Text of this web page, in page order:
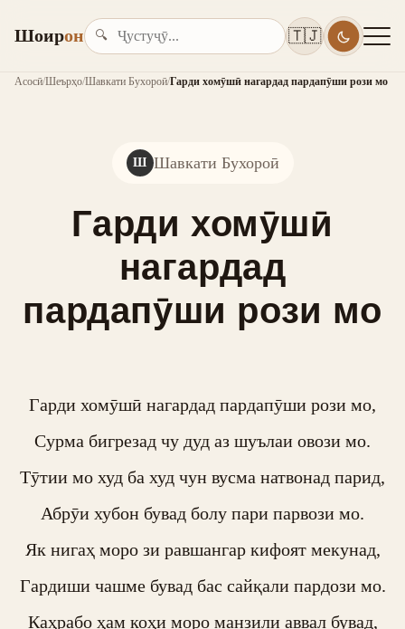
Шоирон 🔍 🇹🇯
Асосӣ/Шеърҳо/Шавкати Бухороӣ/Гарди хомӯшӣ нагардад пардапӯши рози мо
Ш Шавкати Бухороӣ
Гарди хомӯшӣ
нагардад
пардапӯши рози мо
Гарди хомӯшӣ нагардад пардапӯши рози мо,
Сурма бигрезад чу дуд аз шуълаи овози мо.
Тӯтии мо худ ба худ чун вусма натвонад парид,
Абрӯи хубон бувад болу пари парвози мо.
Як нигаҳ моро зи равшангар кифоят мекунад,
Гардиши чашме бувад бас сайқали пардози мо.
Каҳрабо ҳам коҳи моро манзили аввал бувад,